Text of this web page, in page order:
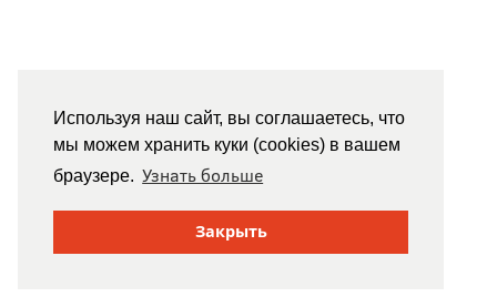
Используя наш сайт, вы соглашаетесь, что
мы можем хранить куки (cookies) в вашем
браузере. Узнать больше
Закрыть